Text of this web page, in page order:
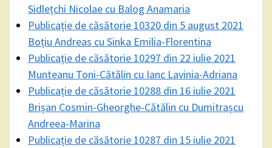
Sidlețchi Nicolae cu Balog Anamaria
Publicație de căsătorie 10320 din 5 august 2021
Boțiu Andreas cu Sinka Emilia-Florentina
Publicație de căsătorie 10297 din 22 iulie 2021
Munteanu Toni-Cătălin cu Ianc Lavinia-Adriana
Publicație de căsătorie 10288 din 16 iulie 2021
Brișan Cosmin-Gheorghe-Cătălin cu Dumitrașcu
Andreea-Marina
Publicație de căsătorie 10287 din 15 iulie 2021